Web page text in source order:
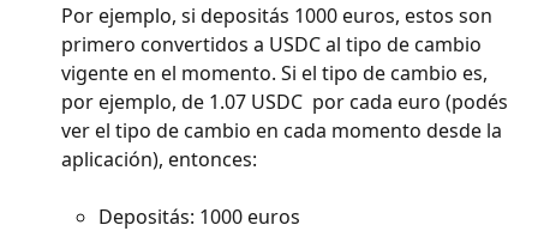
Por ejemplo, si depositás 1000 euros, estos son
primero convertidos a USDC al tipo de cambio
vigente en el momento. Si el tipo de cambio es,
por ejemplo, de 1.07 USDC  por cada euro (podés
ver el tipo de cambio en cada momento desde la
aplicación), entonces:
Depositás: 1000 euros